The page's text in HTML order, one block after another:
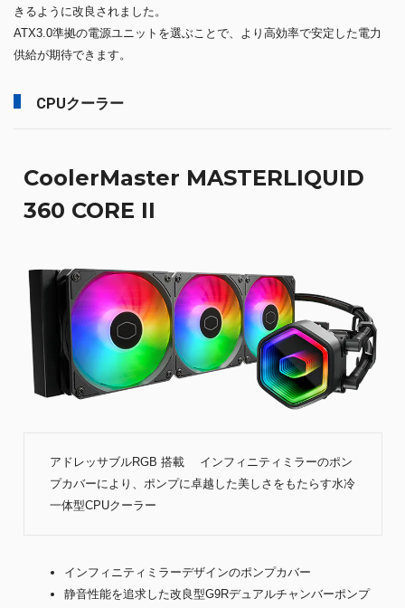
きるように改良されました。
ATX3.0準拠の電源ユニットを選ぶことで、より高効率で安定した電力
供給が期待できます。
CPUクーラー
CoolerMaster MASTERLIQUID
360 CORE II
アドレッサブルRGB 搭載 インフィニティミラーのポン
プカバーにより、ポンプに卓越した美しさをもたらす水冷
一体型CPUクーラー
インフィニティミラーデザインのポンプカバー
静音性能を追求した改良型G9Rデュアルチャンバーポンプ